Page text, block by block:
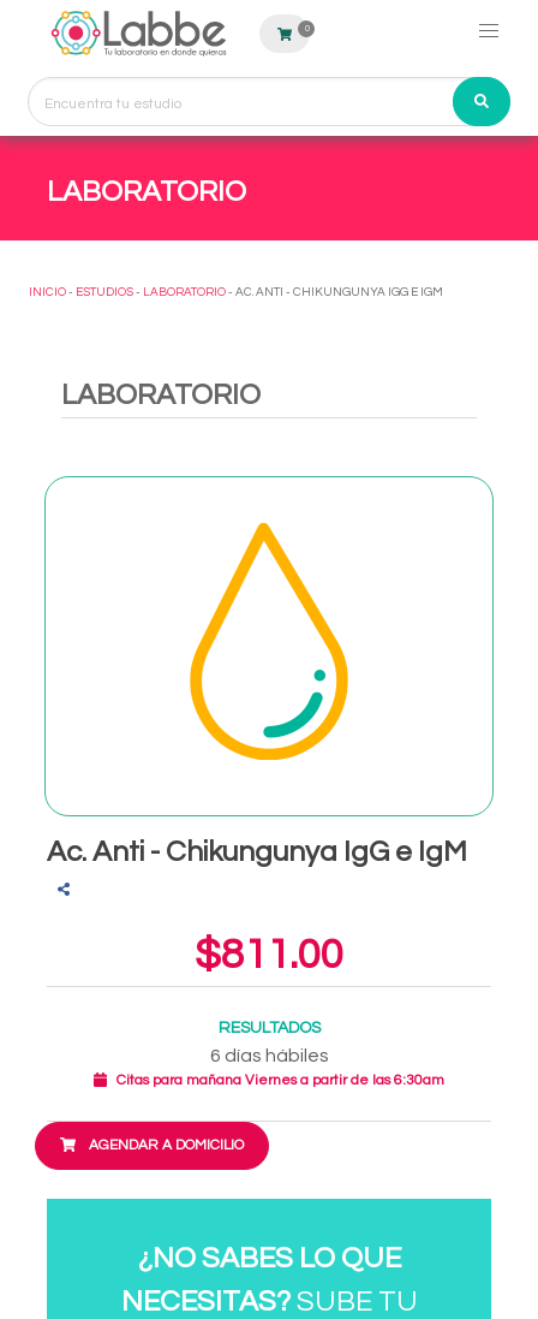
0
LABORATORIO
INICIO - ESTUDIOS - LABORATORIO - AC. ANTI - CHIKUNGUNYA IGG E IGM
LABORATORIO
Ac. Anti - Chikungunya IgG e IgM
$811.00
RESULTADOS
6 días hábiles
Citas para mañana Viernes a partir de las 6:30am
AGENDAR A DOMICILIO
¿NO SABES LO QUE
NECESITAS?SUBE TU